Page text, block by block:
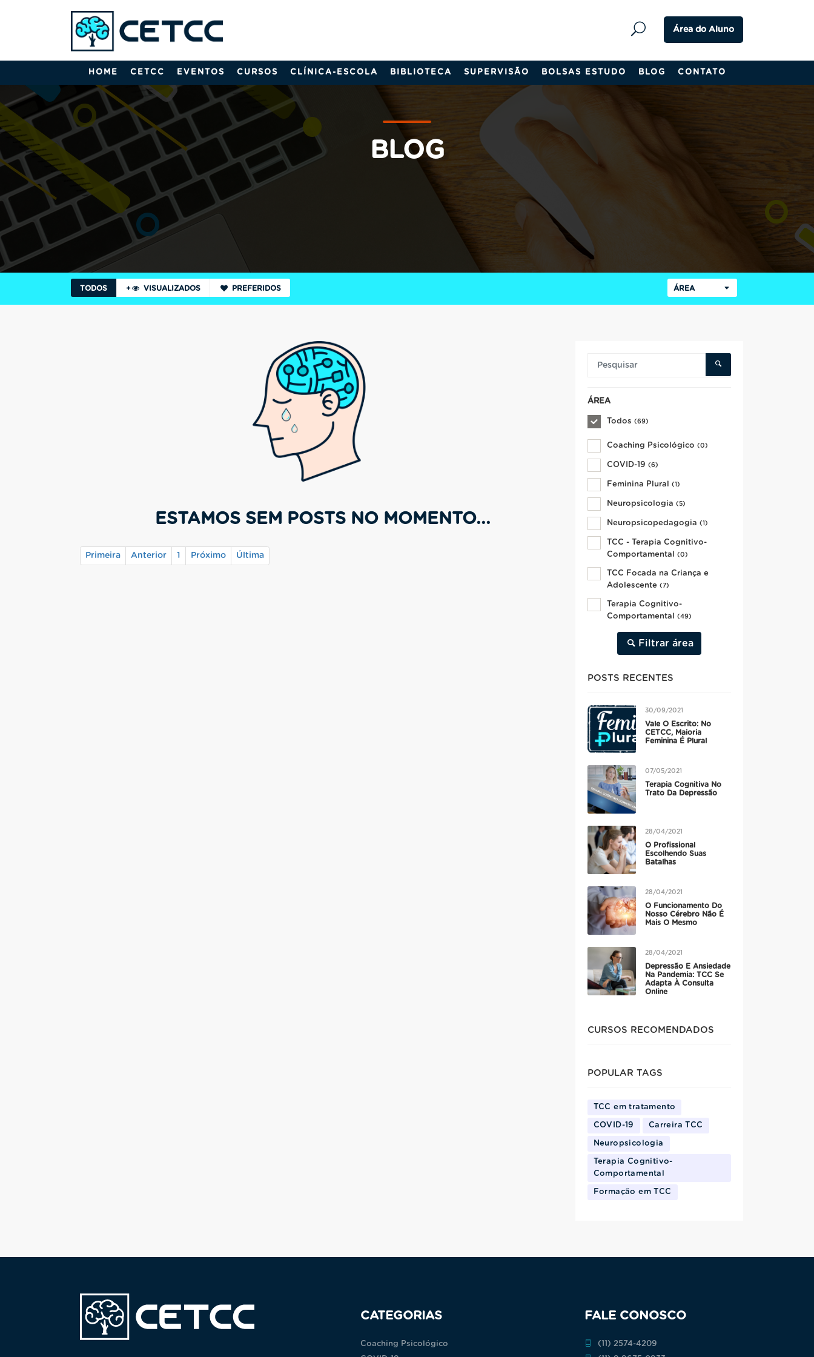
BLOG
TODOS + VISUALIZADOS PREFERIDOS ÁREA
ESTAMOS SEM POSTS NO MOMENTO...
Primeira Anterior 1 Próximo Última
ÁREA
Todos (69)
Coaching Psicológico (0)
COVID-19 (6)
Feminina Plural (1)
Neuropsicologia (5)
Neuropsicopedagogia (1)
TCC - Terapia Cognitivo-
Comportamental (0)
TCC Focada na Criança e
Adolescente (7)
Terapia Cognitivo-
Comportamental (49)
Filtrar área
POSTS RECENTES
30/09/2021
Vale O Escrito: No
CETCC, Maioria
Feminina É Plural
07/05/2021
Terapia Cognitiva No
Trato Da Depressão
28/04/2021
O Profissional
Escolhendo Suas
Batalhas
28/04/2021
O Funcionamento Do
Nosso Cérebro Não É
Mais O Mesmo
28/04/2021
Depressão E Ansiedade
Na Pandemia: TCC Se
Adapta À Consulta
Online
CURSOS RECOMENDADOS
POPULAR TAGS
TCC em tratamento
COVID-19 Carreira TCC
Neuropsicologia
Terapia Cognitivo-
Comportamental
Formação em TCC
CATEGORIAS
Coaching Psicológico
FALE CONOSCO
(11) 2574-4209
Área do Aluno
HOME CETCC EVENTOS CURSOS CLÍNICA-ESCOLA BIBLIOTECA SUPERVISÃO BOLSAS ESTUDO BLOG CONTATO